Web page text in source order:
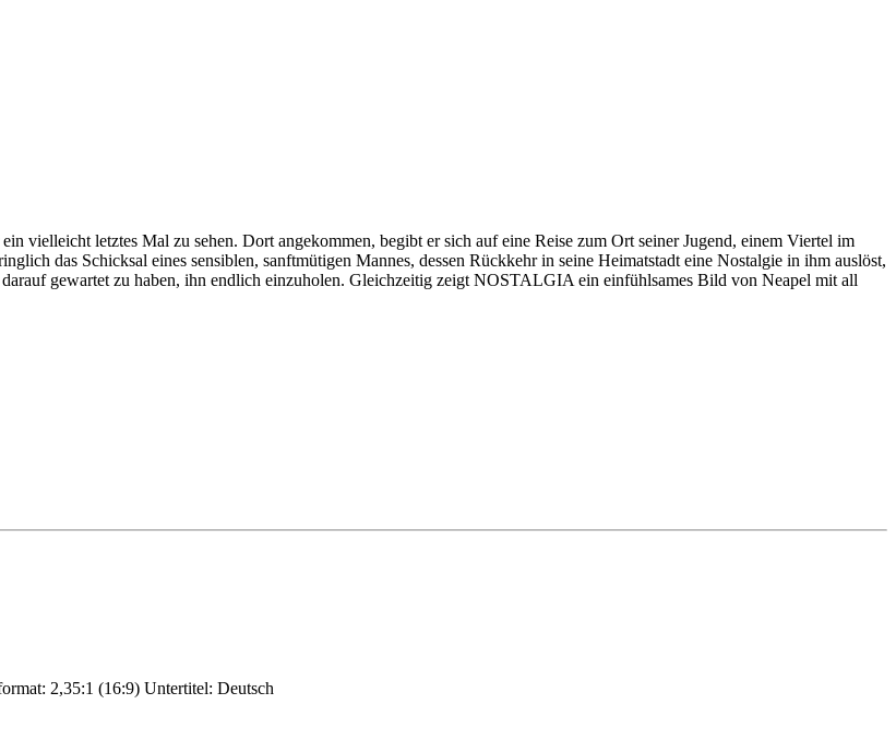
vielleicht letztes Mal zu sehen. Dort angekommen, begibt er sich auf eine Reise zum Ort seiner Jugend, einem Viertel im
das Schicksal eines sensiblen, sanftmütigen Mannes, dessen Rückkehr in seine Heimatstadt eine Nostalgie in ihm auslöst,
gewartet zu haben, ihn endlich einzuholen. Gleichzeitig zeigt NOSTALGIA ein einfühlsames Bild von Neapel mit all
2,35:1 (16:9) Untertitel: Deutsch